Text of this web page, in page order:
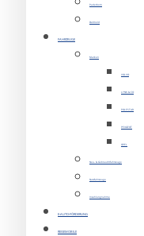
Paderborn
Detmold
FAHRZEUGE
Marken
VOLVO
LYNK & CO
POLESTAR
PEUGEOT
OPEL
Neu- & Gebrauchtfahrzeuge
Nutzfahrzeuge
Inzahlungnahme
E-AUTO-FÖRDERUNG
REISEMOBILE